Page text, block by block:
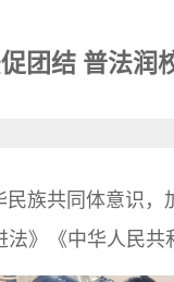
团结 普法
共同体意识，
》《中华人民共